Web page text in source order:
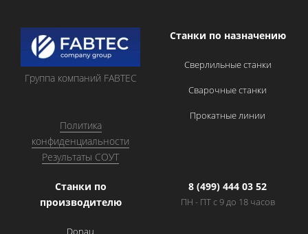
Группа компаний FABTEC
Политика
конфиденциальности
Результаты СОУТ
Станки по назначению
Сверлильные станки
Сварочные станки
Прокатные линии
Станки по
производителю
8 (499) 444 03 52
ПН - ПТ с 9 до 18 часов